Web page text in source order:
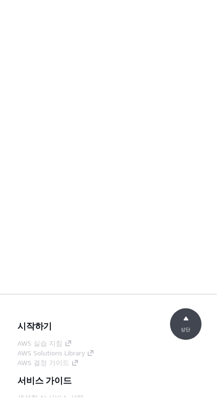
시작하기
AWS 실습 지침
AWS Solutions Library
AWS 결정 가이드
서비스 가이드
생성형 AI 서비스 선택
상단